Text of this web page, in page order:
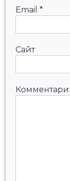
Email *
Сайт